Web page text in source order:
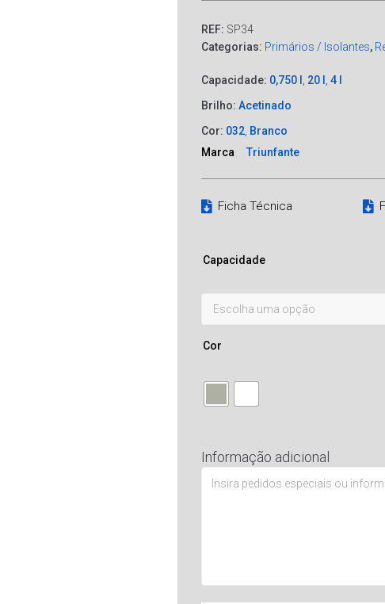
REF: SP34
Categorias: Primários / Isolantes,
Capacidade: 0,750 l , 20 l , 4 l
Brilho:Acetinado
Cor: 032, Branco
Marca
Triunfante
Ficha Técnica
Capacidade
Cor
Informação adicional